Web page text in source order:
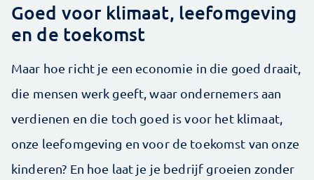
Goed voor klimaat, leefomgeving
en de toekomst
Maar hoe richt je een economie in die goed draait,
die mensen werk geeft, waar ondernemers aan
verdienen en die toch goed is voor het klimaat,
onze leefomgeving en voor de toekomst van onze
kinderen? En hoe laat je je bedrijf groeien zonder